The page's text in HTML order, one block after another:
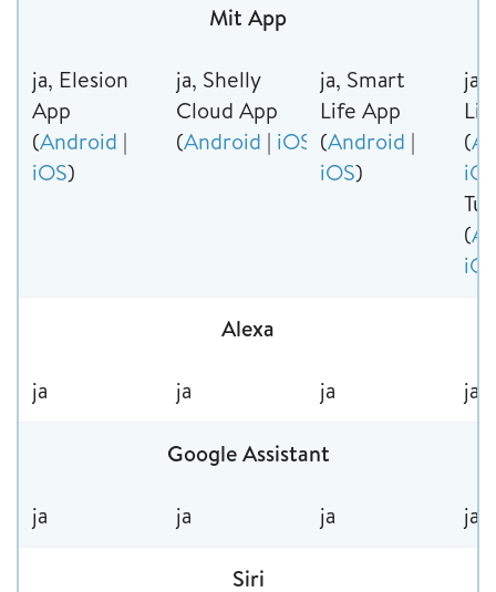
Mit App
ja, Elesion
App
(Android |
iOS)
ja, Shelly
Cloud App
(Android | iOS
ja, Smart
Life App
(Android |
iOS)
ja,
(
(
Alexa
ja ja ja ja
Google Assistant
ja ja ja ja
Siri